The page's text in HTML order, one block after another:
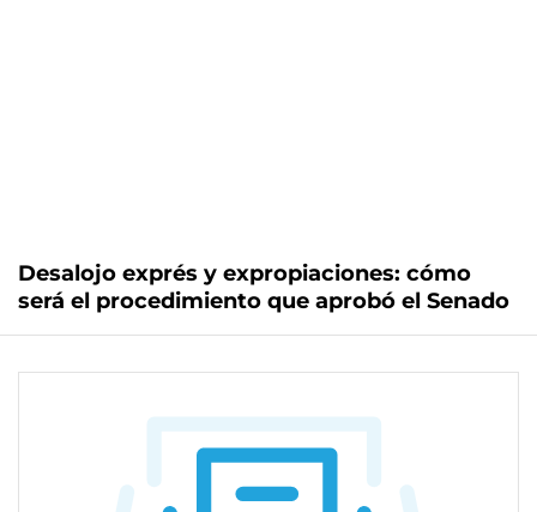
Desalojo exprés y expropiaciones: cómo
será el procedimiento que aprobó el Senado